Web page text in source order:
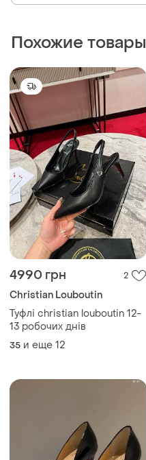
Похожие товары
4990 грн 2
Christian Louboutin
Туфлі christian louboutin 12-
13 робочих днів
35 и еще 12